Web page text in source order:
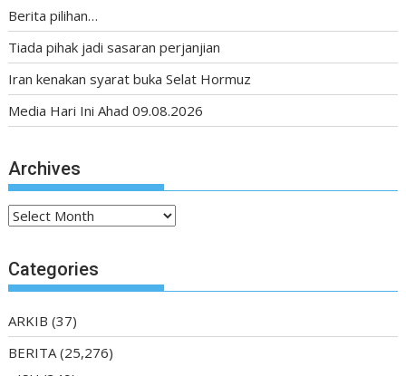
Berita pilihan…
Tiada pihak jadi sasaran perjanjian
Iran kenakan syarat buka Selat Hormuz
Media Hari Ini Ahad 09.08.2026
Archives
Archives
Categories
ARKIB (37)
BERITA (25,276)